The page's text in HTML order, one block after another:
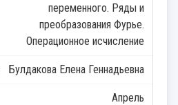
переменного. Ряды и
преобразования Фурье.
Операционное исчисление
Булдакова Елена Геннадьевна
Апрель